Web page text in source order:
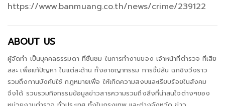
https://www.banmuang.co.th/news/crime/239122
ABOUT US
ผู้จัดทำ เป็นบุคคลธรรมดา ที่ชื่นชม ในการทำงานของ เจ้าหน้าที่ตำรวจ ที่เสีย
สละ เพื่อแก้ปัญหา ในแต่ละด้าน ทั้งอาชญากรรม การจี้ปล้น ฉกชิงวิ่งราว
รวมถึงกานบังคับใช้ กฎหมายเพื่อ ให้เกิดความสงบและเรียบร้อยในสังคม
จึงได้ รวบรวมกิจกรรมข้อมูลข่าวสารความรวมถึงสิ่งที่น่าสนใจต่างๆของ